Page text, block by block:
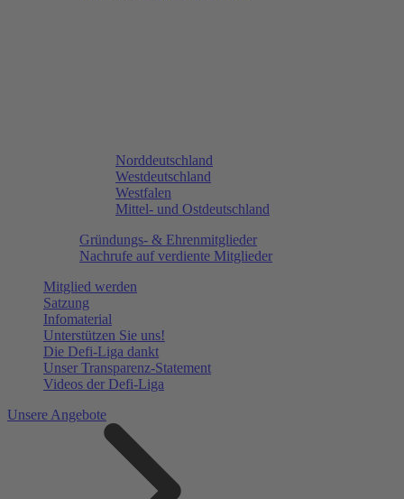
Norddeutschland
Westdeutschland
Westfalen
Mittel- und Ostdeutschland
Gründungs- & Ehrenmitglieder
Nachrufe auf verdiente Mitglieder
Mitglied werden
Satzung
Infomaterial
Unterstützen Sie uns!
Die Defi-Liga dankt
Unser Transparenz-Statement
Videos der Defi-Liga
Unsere Angebote